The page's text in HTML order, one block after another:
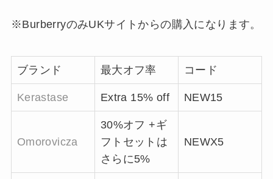
※BurberryのみUKサイトからの購入になります。
ブランド 最大オフ率 コード
Kerastase Extra 15% off NEW15
Omorovicza
30%オフ +ギ
フトセットは
さらに5%
NEWX5